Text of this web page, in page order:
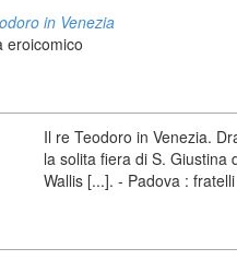
in Venezia
eroicomico
Il re Teodoro in Venezia.
la solita fiera di S. Giustina
Wallis [...]. - Padova :